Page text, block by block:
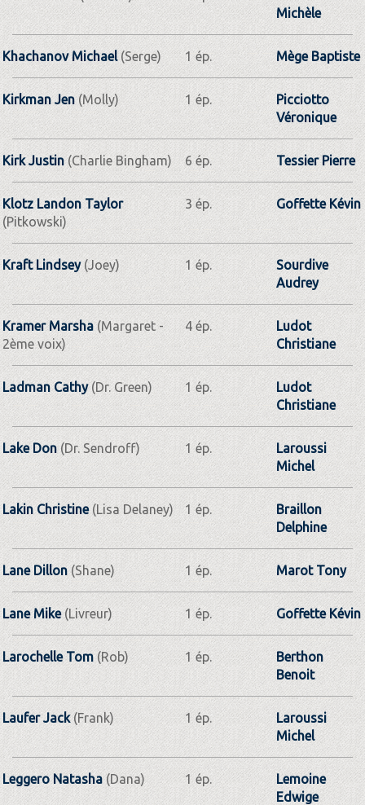
Michèle
Khachanov Michael (Serge) 1 ép. Mège Baptiste
Kirkman Jen(Molly) 1 ép.
Picciotto
Véronique
Kirk Justin (Charlie Bingham) 6 ép. Tessier Pierre
Klotz Landon Taylor
(Pitkowski)
3 ép. Goffette Kévin
Kraft Lindsey(Joey) 1 ép.
Sourdive
Audrey
Kramer Marsha(Margaret -
2ème voix)
4 ép.
Ludot
Christiane
Ladman Cathy(Dr. Green) 1 ép.
Ludot
Christiane
Lake Don (Dr. Sendroff) 1 ép.
Laroussi
Michel
Lakin Christine(Lisa Delaney) 1 ép.
Braillon
Delphine
Lane Dillon (Shane) 1 ép. Marot Tony
Lane Mike(Livreur) 1 ép. Goffette Kévin
Larochelle Tom (Rob) 1 ép.
Berthon
Benoit
Laufer Jack(Frank) 1 ép.
Laroussi
Michel
Leggero Natasha(Dana) 1 ép.
Lemoine
Edwige